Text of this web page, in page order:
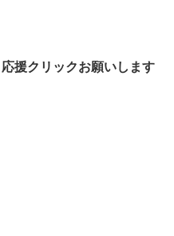
援クリックお願いします